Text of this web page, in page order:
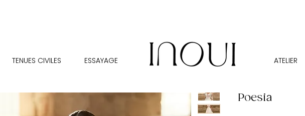
TENUES CIVILES ESSAYAGE ATELIER
Poesia